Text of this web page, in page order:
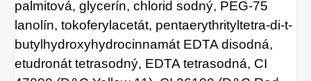
palmitová, glycerín, chlorid sodný, PEG-75
lanolín, tokoferylacetát, pentaerythrityltetra-di-t-
butylhydroxyhydrocinnamát EDTA disodná,
etudronát tetrasodný, EDTA tetrasodná, CI